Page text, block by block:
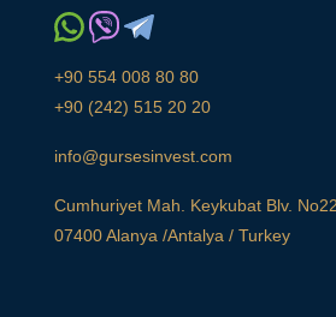
+90 554 008 80 80
+90 (242) 515 20 20
info@gursesinvest.com
Cumhuriyet Mah. Keykubat Blv.
07400 Alanya /Antalya / Turkey